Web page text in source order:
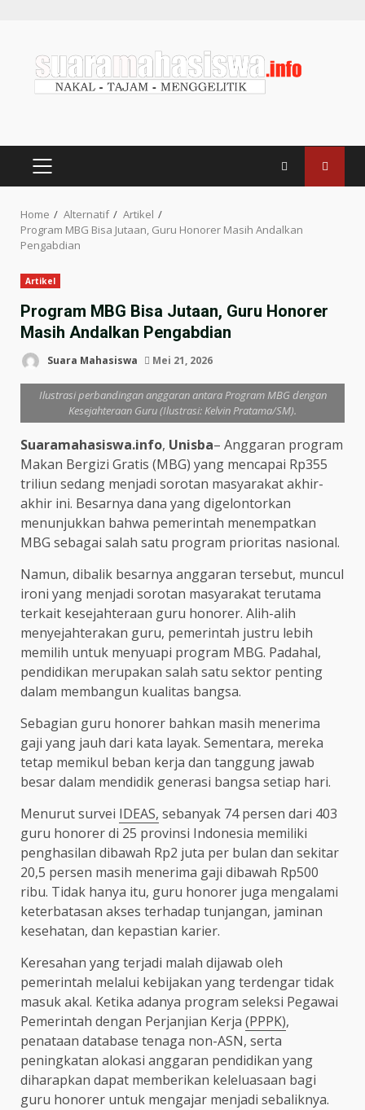
Home Alternatif
Artikel
Program MBG Bisa Jutaan, Guru Honorer Masih Andalkan
Pengabdian
Artikel
Program MBG Bisa Jutaan, Guru Honorer
Masih Andalkan Pengabdian
Suara Mahasiswa Mei 21, 2026
Ilustrasi perbandingan anggaran antara Program MBG dengan
Kesejahteraan Guru (Ilustrasi: Kelvin Pratama/SM).
Suaramahasiswa.info, Unisba– Anggaran program
Makan Bergizi Gratis (MBG) yang mencapai Rp355
triliun sedang menjadi sorotan masyarakat akhir-
akhir ini. Besarnya dana yang digelontorkan
menunjukkan bahwa pemerintah menempatkan
MBG sebagai salah satu program prioritas nasional.
Namun, dibalik besarnya anggaran tersebut, muncul
ironi yang menjadi sorotan masyarakat terutama
terkait kesejahteraan guru honorer. Alih-alih
menyejahterakan guru, pemerintah justru lebih
memilih untuk menyuapi program MBG. Padahal,
pendidikan merupakan salah satu sektor penting
dalam membangun kualitas bangsa.
Sebagian guru honorer bahkan masih menerima
gaji yang jauh dari kata layak. Sementara, mereka
tetap memikul beban kerja dan tanggung jawab
besar dalam mendidik generasi bangsa setiap hari.
Menurut survei IDEAS, sebanyak 74 persen dari 403
guru honorer di 25 provinsi Indonesia memiliki
penghasilan dibawah Rp2 juta per bulan dan sekitar
20,5 persen masih menerima gaji dibawah Rp500
ribu. Tidak hanya itu, guru honorer juga mengalami
keterbatasan akses terhadap tunjangan, jaminan
kesehatan, dan kepastian karier.
Keresahan yang terjadi malah dijawab oleh
pemerintah melalui kebijakan yang terdengar tidak
masuk akal. Ketika adanya program seleksi Pegawai
Pemerintah dengan Perjanjian Kerja (PPPK),
penataan database tenaga non-ASN, serta
peningkatan alokasi anggaran pendidikan yang
diharapkan dapat memberikan keleluasaan bagi
guru honorer untuk mengajar menjadi sebaliknya.